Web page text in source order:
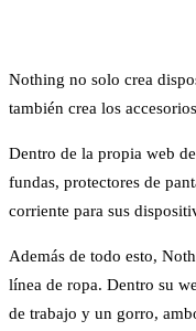
Nothing no solo crea
también crea los
Dentro de la propia web
fundas, protectores de
corriente para sus
Además de todo esto,
línea de ropa. Dentro su
de trabajo y un gorro,